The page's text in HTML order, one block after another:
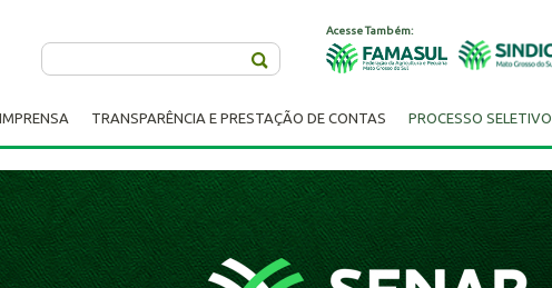
Acesse Também:
IMPRENSA TRANSPARÊNCIA E PRESTAÇÃO DE CONTAS PROCESSO SELETIVO